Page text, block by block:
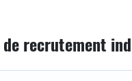
de recrutement